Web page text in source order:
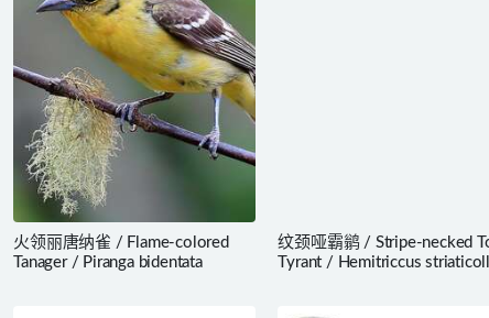
火领丽唐纳雀 / Flame-colored
Tanager / Piranga bidentata
纹颈哑霸鹟 / Stripe-necked
Tyrant / Hemitriccus